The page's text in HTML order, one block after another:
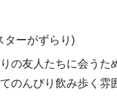
ターがずらり)
の友人たちに会うた
のんびり飲み歩く